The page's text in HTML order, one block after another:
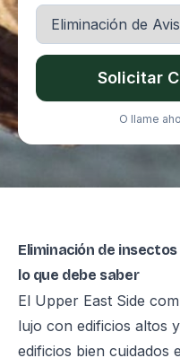
Solicitar
O llame
Eliminación de
lo que debe saber
El Upper East Side
lujo con edificios altos
edificios bien cuidados